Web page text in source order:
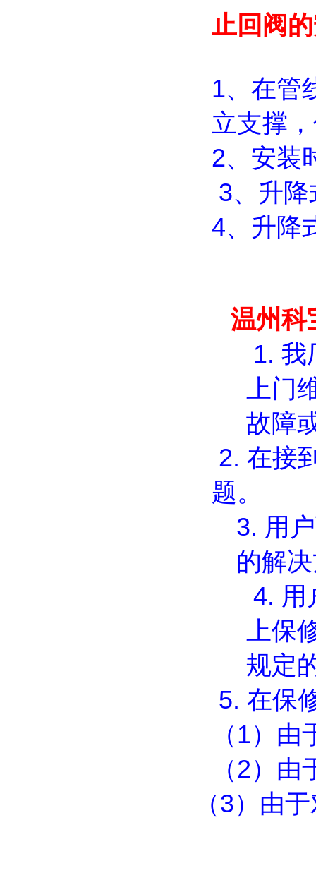
止回阀
1、在管
立支撑
2、安装
3、升
4、升降
温州科
1. 我
上门
故障
2. 在接
题。
3. 用
的解
4. 用
上保
规定
5. 在保
（1）由
（2）由
（3）由